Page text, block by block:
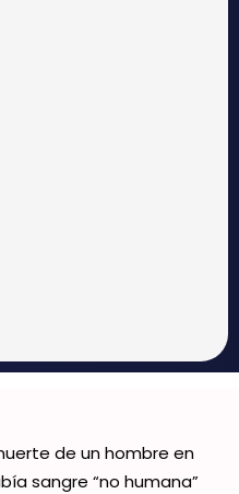
de un hombre en
sangre “no humana”